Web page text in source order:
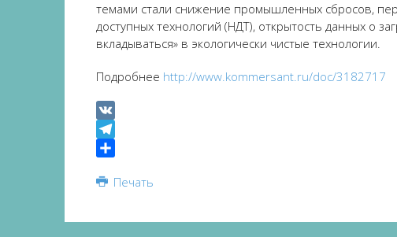
темами стали снижение промышленных сбросов,
доступных технологий (НДТ), открытость данных о
вкладываться» в экологически чистые технологии.
Подробнее http://www.kommersant.ru/doc/3182717
VK
Telegram
Печать